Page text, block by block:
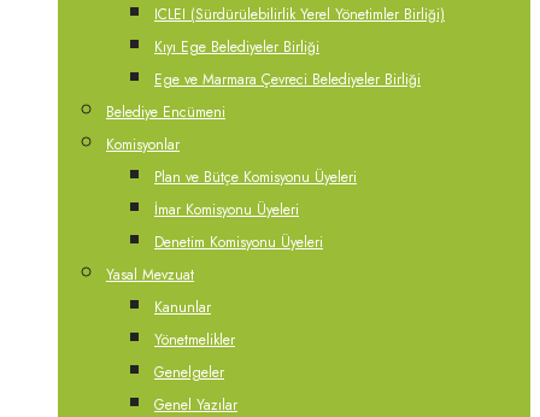
ICLEI (Sürdürülebilirlik Yerel Yönetimler Birliği)
Kıyı Ege Belediyeler Birliği
Ege ve Marmara Çevreci Belediyeler Birliği
Belediye Encümeni
Komisyonlar
Plan ve Bütçe Komisyonu Üyeleri
İmar Komisyonu Üyeleri
Denetim Komisyonu Üyeleri
Yasal Mevzuat
Kanunlar
Yönetmelikler
Genelgeler
Genel Yazılar